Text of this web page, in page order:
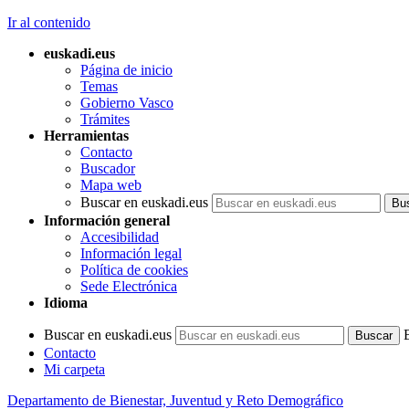
Ir al contenido
euskadi.eus
Página de inicio
Temas
Gobierno Vasco
Trámites
Herramientas
Contacto
Buscador
Mapa web
Buscar en euskadi.eus
Información general
Accesibilidad
Información legal
Política de cookies
Sede Electrónica
Idioma
Buscar en euskadi.eus
Contacto
Mi carpeta
Departamento de Bienestar, Juventud y Reto Demográfico